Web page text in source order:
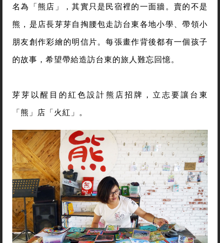
名為「熊店」，其實只是民宿裡的一面牆。賣的不是
熊，是店長芽芽自掏腰包走訪台東各地小學、帶領小
朋友創作彩繪的明信片。每張畫作背後都有一個孩子
的故事，希望帶給造訪台東的旅人難忘回憶。
芽芽以醒目的紅色設計熊店招牌，立志要讓台東
「熊」店「火紅」。